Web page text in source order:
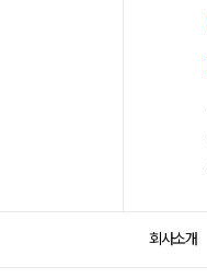
회사소개